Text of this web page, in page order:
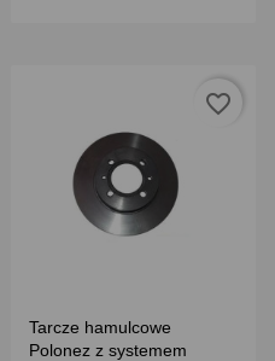
Tarcze hamulcowe
Polonez z systemem
favorite_border